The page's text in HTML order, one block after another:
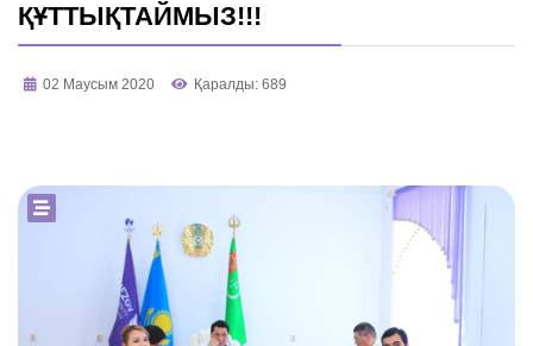
ҚҰТТЫҚТАЙМЫЗ!!!
02 Маусым 2020 Қаралды: 689